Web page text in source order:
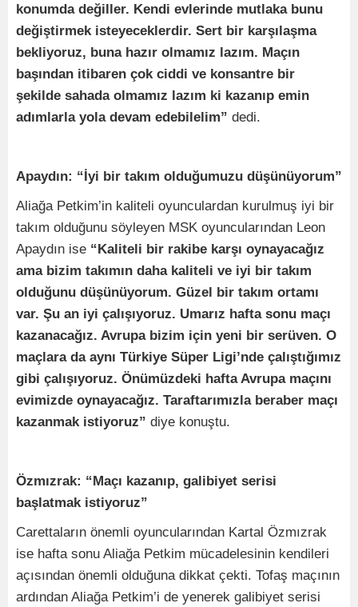
konumda değiller. Kendi evlerinde mutlaka bunu
değiştirmek isteyeceklerdir. Sert bir karşılaşma
bekliyoruz, buna hazır olmamız lazım. Maçın
başından itibaren çok ciddi ve konsantre bir
şekilde sahada olmamız lazım ki kazanıp emin
adımlarla yola devam edebilelim” dedi.
Apaydın: “İyi bir takım olduğumuzu düşünüyorum”
Aliağa Petkim’in kaliteli oyunculardan kurulmuş iyi bir
takım olduğunu söyleyen MSK oyuncularından Leon
Apaydın ise “Kaliteli bir rakibe karşı oynayacağız
ama bizim takımın daha kaliteli ve iyi bir takım
olduğunu düşünüyorum. Güzel bir takım ortamı
var. Şu an iyi çalışıyoruz. Umarız hafta sonu maçı
kazanacağız. Avrupa bizim için yeni bir serüven. O
maçlara da aynı Türkiye Süper Ligi’nde çalıştığımız
gibi çalışıyoruz. Önümüzdeki hafta Avrupa maçını
evimizde oynayacağız. Taraftarımızla beraber maçı
kazanmak istiyoruz” diye konuştu.
Özmızrak: “Maçı kazanıp, galibiyet serisi
başlatmak istiyoruz”
Carettaların önemli oyuncularından Kartal Özmızrak
ise hafta sonu Aliağa Petkim mücadelesinin kendileri
açısından önemli olduğuna dikkat çekti. Tofaş maçının
ardından Aliağa Petkim’i de yenerek galibiyet serisi